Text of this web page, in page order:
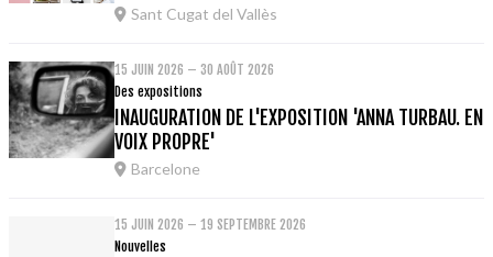
Sant Cugat del Vallès
15 JUIN 2026 – 30 AOÛT 2026
Des expositions
INAUGURATION DE L'EXPOSITION 'ANNA TURBAU. EN
VOIX PROPRE'
Barcelone
15 JUIN 2026 – 19 SEPTEMBRE 2026
Nouvelles